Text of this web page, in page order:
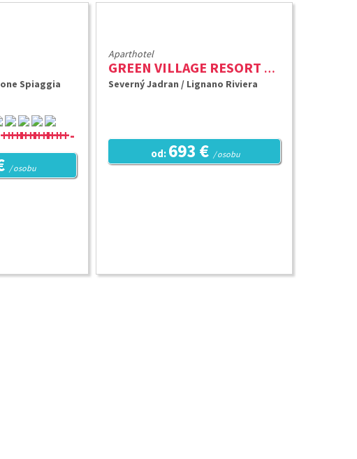
Spiaggia
/ osobu
Aparthotel
GREEN VILLAGE RESORT ****
Severný Jadran / Lignano Riviera
od: 693 € / osobu